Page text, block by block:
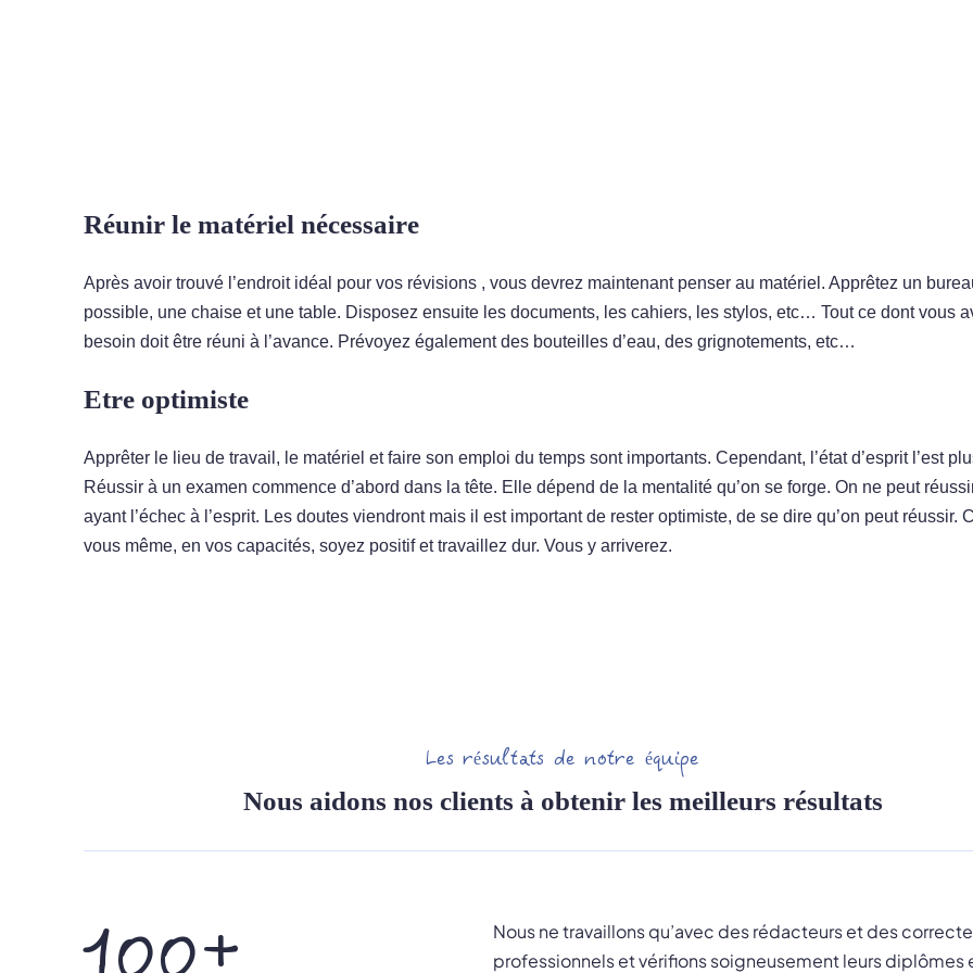
Réunir le matériel nécessaire
Après avoir trouvé l’endroit idéal pour vos révisions , vous devrez maintenant penser au matériel. Apprêtez un
possible, une chaise et une table. Disposez ensuite les documents, les cahiers, les stylos, etc… Tout ce dont vous
besoin doit être réuni à l’avance. Prévoyez également des bouteilles d’eau, des grignotements, etc…
Etre optimiste
Apprêter le lieu de travail, le matériel et faire son emploi du temps sont importants. Cependant, l’état d’esprit l’est
Réussir à un examen commence d’abord dans la tête. Elle dépend de la mentalité qu’on se forge. On ne peut
ayant l’échec à l’esprit. Les doutes viendront mais il est important de rester optimiste, de se dire qu’on peut réussir.
vous même, en vos capacités, soyez positif et travaillez dur. Vous y arriverez.
Les résultats de notre équipe
Nous aidons nos clients à obtenir les meilleurs résultats
100+
Nous ne travaillons qu’avec des rédacteurs et des
professionnels et vérifions soigneusement leurs diplômes